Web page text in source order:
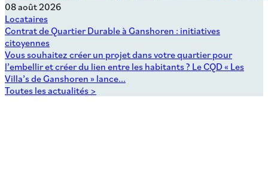
08 août 2026
Locataires
Contrat de Quartier Durable à Ganshoren : initiatives
citoyennes
Vous souhaitez créer un projet dans votre quartier pour
l’embellir et créer du lien entre les habitants ? Le CQD « Les
Villa’s de Ganshoren » lance...
Toutes les actualités >